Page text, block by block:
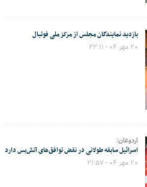
بازدید نمایندگان مجلس از مرکز ملی فوتبال
۲۰ مهر ۰۴ - ۲۲:۱۱
اردوغان:
اسرائیل سابقه طولانی در نقض توافق‌های آتش‌بس دارد
۲۰ مهر ۰۴ - ۲۱:۵۷